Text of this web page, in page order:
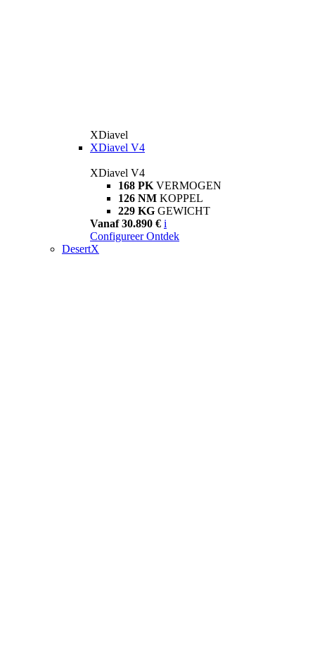
XDiavel
XDiavel V4
XDiavel V4
168 PK VERMOGEN
126 NM KOPPEL
229 KG GEWICHT
Vanaf 30.890 € i
Configureer Ontdek
DesertX